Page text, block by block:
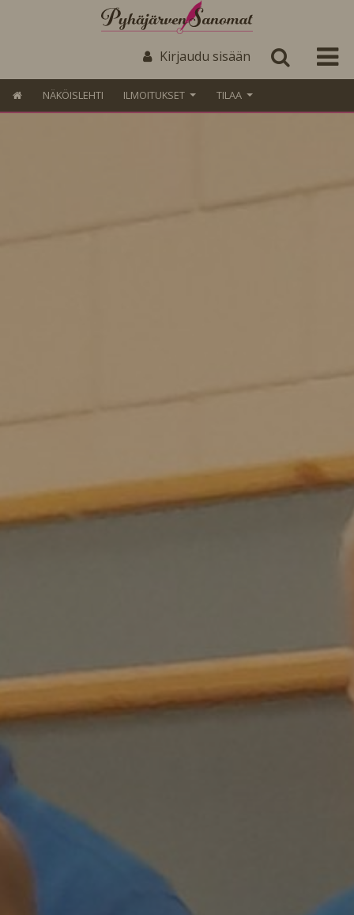
Kirjaudu sisään
NÄKÖISLEHTI ILMOITUKSET TILAA